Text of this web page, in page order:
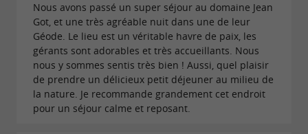
Nous avons passé un super séjour au domaine Jean
Got, et une très agréable nuit dans une de leur
Géode. Le lieu est un véritable havre de paix, les
gérants sont adorables et très accueillants. Nous
nous y sommes sentis très bien ! Aussi, quel plaisir
de prendre un délicieux petit déjeuner au milieu de
la nature. Je recommande grandement cet endroit
pour un séjour calme et reposant.